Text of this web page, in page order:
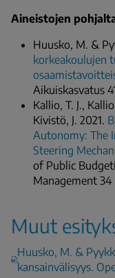
Aineistojen
Huusko, M. &
korkeakoulujen
Aikuiskasvatus
Kallio, T. J.,
Kivistö, J. 2021.
Autonomy: The
Steering
of Public
Management
Muut
Huusko, M. &
kansainvälisyys.